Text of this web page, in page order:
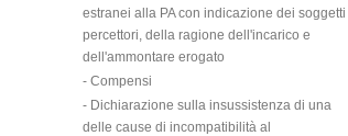
estranei alla PA con indicazione dei soggetti
percettori, della ragione dell'incarico e
dell'ammontare erogato
- Compensi
- Dichiarazione sulla insussistenza di una
delle cause di incompatibilità al